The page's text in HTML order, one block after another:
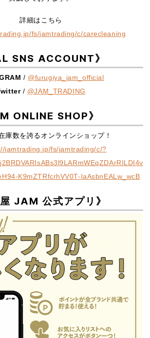
詳細はこちら
fs/jamtrading/c/carecleaning
SNS ACCOUNT》
/ @furugiya_jam_official
/ @JAM_TRADING
ONLINE SHOP》
庫数を誇るオンラインショップ！
jamtrading.jp/fs/jamtrading/c/?
K9mZTRfcrhVV0T-IaAsbnEALw_wcB
JAM 公式アプリ》